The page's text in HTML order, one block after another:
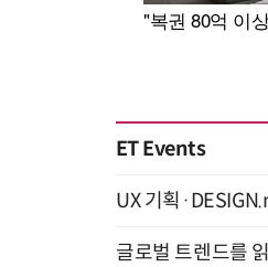
ET Events
UX 기획
글로벌 트렌드를